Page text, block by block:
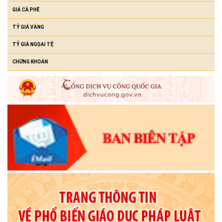
GIÁ CÀ PHÊ
TỶ GIÁ VÀNG
TỶ GIÁ NGỌAI TỆ
CHỨNG KHOÁN